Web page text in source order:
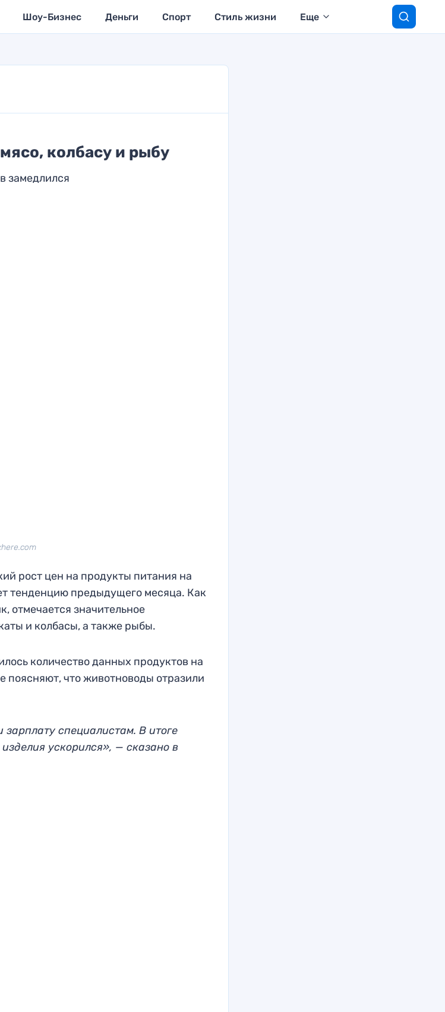
Шоу-Бизнес Деньги Спорт Стиль жизни Еще
колбасу и рыбу
замедлился
рост цен на продукты питания на
тенденцию предыдущего месяца. Как
отмечается значительное
и колбасы, а также рыбы.
количество данных продуктов на
поясняют, что животноводы отразили
специалистам. В итоге
ускорился», — сказано в